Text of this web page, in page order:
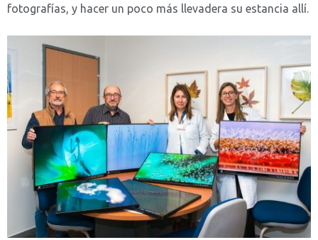
fotografías, y hacer un poco más llevadera su estancia allí.